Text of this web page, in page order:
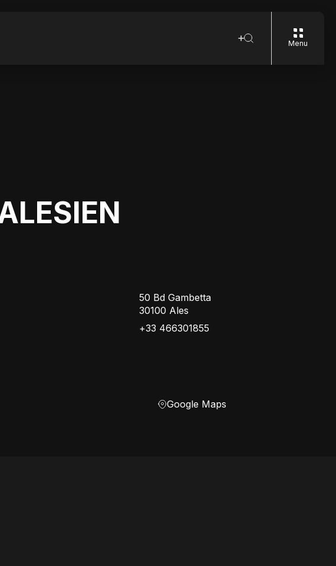
Menu
50 Bd Gambetta
30100 Ales
+33 466301855
Google Maps